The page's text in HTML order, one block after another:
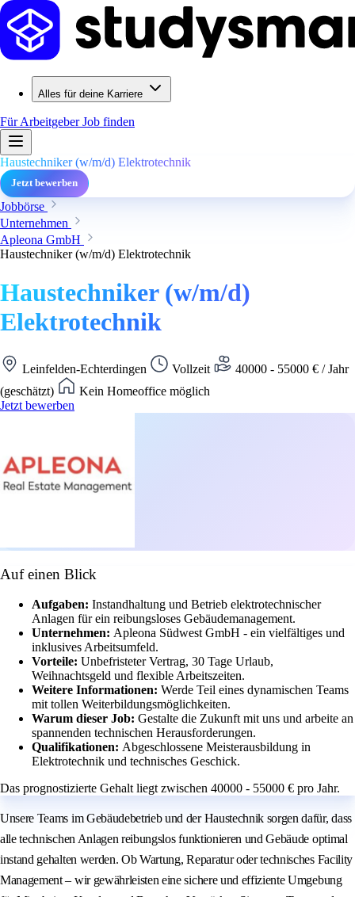
Alles für deine Karriere
Für ArbeitgeberJob finden
Haustechniker (w/m/d) Elektrotechnik
Jetzt bewerben
Jobbörse
Unternehmen
Apleona GmbH
Haustechniker (w/m/d) Elektrotechnik
Haustechniker (w/m/d)
Elektrotechnik
Leinfelden-Echterdingen Vollzeit
40000 - 55000 € / Jahr
(geschätzt)
Kein Homeoffice möglich
Jetzt bewerben
Auf einen Blick
Aufgaben: Instandhaltung und Betrieb elektrotechnischer
Anlagen für ein reibungsloses Gebäudemanagement.
Unternehmen: Apleona Südwest GmbH - ein vielfältiges und
inklusives Arbeitsumfeld.
Vorteile: Unbefristeter Vertrag, 30 Tage Urlaub,
Weihnachtsgeld und flexible Arbeitszeiten.
Weitere Informationen: Werde Teil eines dynamischen Teams
mit tollen Weiterbildungsmöglichkeiten.
Warum dieser Job: Gestalte die Zukunft mit uns und arbeite an
spannenden technischen Herausforderungen.
Qualifikationen: Abgeschlossene Meisterausbildung in
Elektrotechnik und technisches Geschick.
Das prognostizierte Gehalt liegt zwischen 40000 - 55000 € pro Jahr.
Unsere Teams im Gebäudebetrieb und der Haustechnik sorgen dafür, dass
alle technischen Anlagen reibungslos funktionieren und Gebäude optimal
instand gehalten werden. Ob Wartung, Reparatur oder technisches Facility
Management – wir gewährleisten eine sichere und effiziente Umgebung